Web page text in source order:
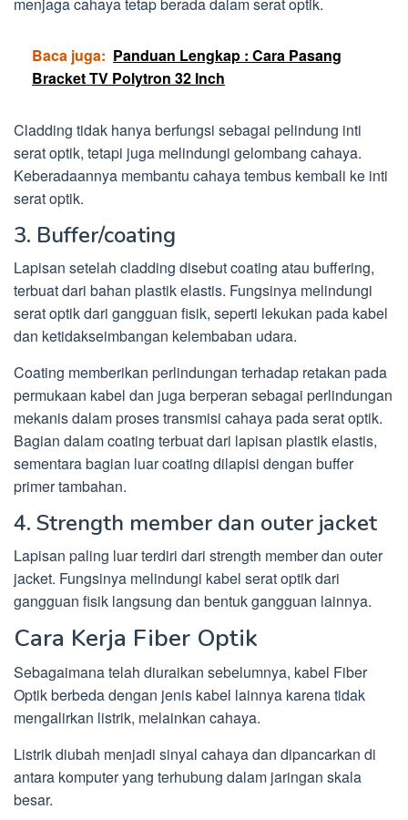
menjaga cahaya tetap berada dalam serat optik.
Baca juga: Panduan Lengkap : Cara Pasang
Bracket TV Polytron 32 Inch
Cladding tidak hanya berfungsi sebagai pelindung inti
serat optik, tetapi juga melindungi gelombang cahaya.
Keberadaannya membantu cahaya tembus kembali ke inti
serat optik.
3. Buffer/coating
Lapisan setelah cladding disebut coating atau buffering,
terbuat dari bahan plastik elastis. Fungsinya melindungi
serat optik dari gangguan fisik, seperti lekukan pada kabel
dan ketidakseimbangan kelembaban udara.
Coating memberikan perlindungan terhadap retakan pada
permukaan kabel dan juga berperan sebagai perlindungan
mekanis dalam proses transmisi cahaya pada serat optik.
Bagian dalam coating terbuat dari lapisan plastik elastis,
sementara bagian luar coating dilapisi dengan buffer
primer tambahan.
4. Strength member dan outer jacket
Lapisan paling luar terdiri dari strength member dan outer
jacket. Fungsinya melindungi kabel serat optik dari
gangguan fisik langsung dan bentuk gangguan lainnya.
Cara Kerja Fiber Optik
Sebagaimana telah diuraikan sebelumnya, kabel Fiber
Optik berbeda dengan jenis kabel lainnya karena tidak
mengalirkan listrik, melainkan cahaya.
Listrik diubah menjadi sinyal cahaya dan dipancarkan di
antara komputer yang terhubung dalam jaringan skala
besar.